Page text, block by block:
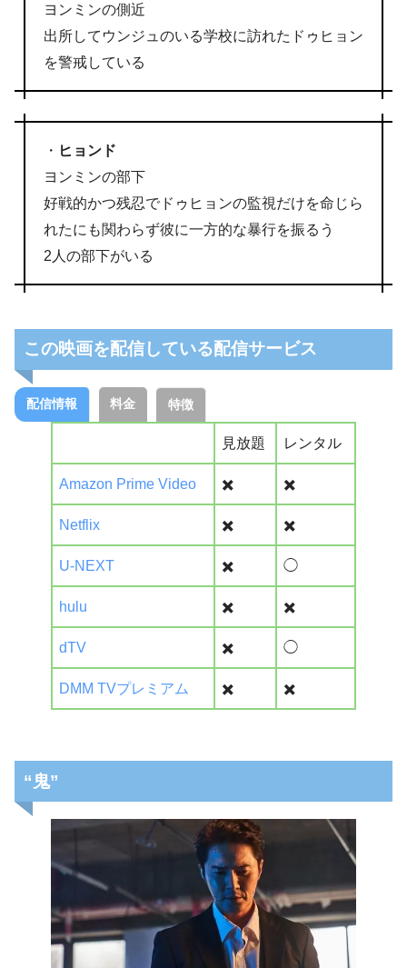
ヨンミンの側近
出所してウンジュのいる学校に訪れたドゥヒョン
を警戒している
・ ヒョンド
ヨンミンの部下
好戦的かつ残忍でドゥヒョンの監視だけを命じら
れたにも関わらず彼に一方的な暴行を振るう
2人の部下がいる
この映画を配信している配信サービス
配信情報 料金 特徴
見放題 レンタル
Amazon Prime Video ✖️ ✖️
Netflix ✖️ ✖️
U-NEXT ✖️ ◯
hulu ✖️ ✖️
dTV ✖️ ◯
DMM TVプレミアム ✖️ ✖️
“鬼”